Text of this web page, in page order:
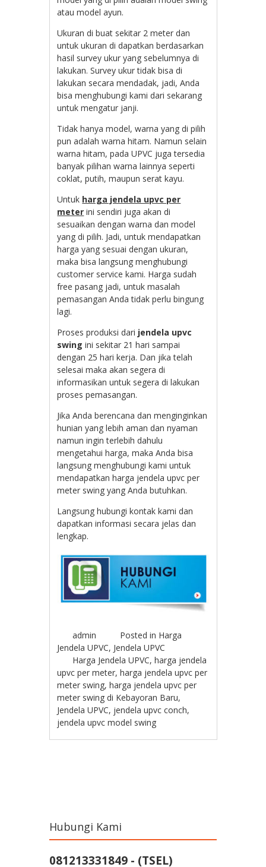
atau model ayun.
Ukuran di buat sekitar 2 meter dan
untuk ukuran di dapatkan berdasarkan
hasil survey ukur yang sebelumnya di
lakukan. Survey ukur tidak bisa di
lakukan secara mendadak, jadi, Anda
bisa menghubungi kami dari sekarang
untuk mengatur janji.
Tidak hanya model, warna yang di pilih
pun adalah warna hitam. Namun selain
warna hitam, pada UPVC juga tersedia
banyak pilihan warna lainnya seperti
coklat, putih, maupun serat kayu.
Untuk harga jendela upvc per
meter ini sendiri juga akan di
sesuaikan dengan warna dan model
yang di pilih. Jadi, untuk mendapatkan
harga yang sesuai dengan ukuran,
maka bisa langsung menghubungi
customer service kami. Harga sudah
free pasang jadi, untuk masalah
pemasangan Anda tidak perlu bingung
lagi.
Proses produksi dari jendela upvc
swing ini sekitar 21 hari sampai
dengan 25 hari kerja. Dan jika telah
selesai maka akan segera di
informasikan untuk segera di lakukan
proses pemasangan.
Jika Anda berencana dan menginginkan
hunian yang lebih aman dan nyaman
namun ingin terlebih dahulu
mengetahui harga, maka Anda bisa
langsung menghubungi kami untuk
mendapatkan harga jendela upvc per
meter swing yang Anda butuhkan.
Langsung hubungi kontak kami dan
dapatkan informasi secara jelas dan
lengkap.
admin Posted in Harga
Jendela UPVC, Jendela UPVC
Harga Jendela UPVC,harga jendela
upvc per meter,harga jendela upvc per
meter swing,harga jendela upvc per
meter swing di Kebayoran Baru,
Jendela UPVC, jendela upvc conch,
jendela upvc model swing
Hubungi Kami
081213331849 - (TSEL)